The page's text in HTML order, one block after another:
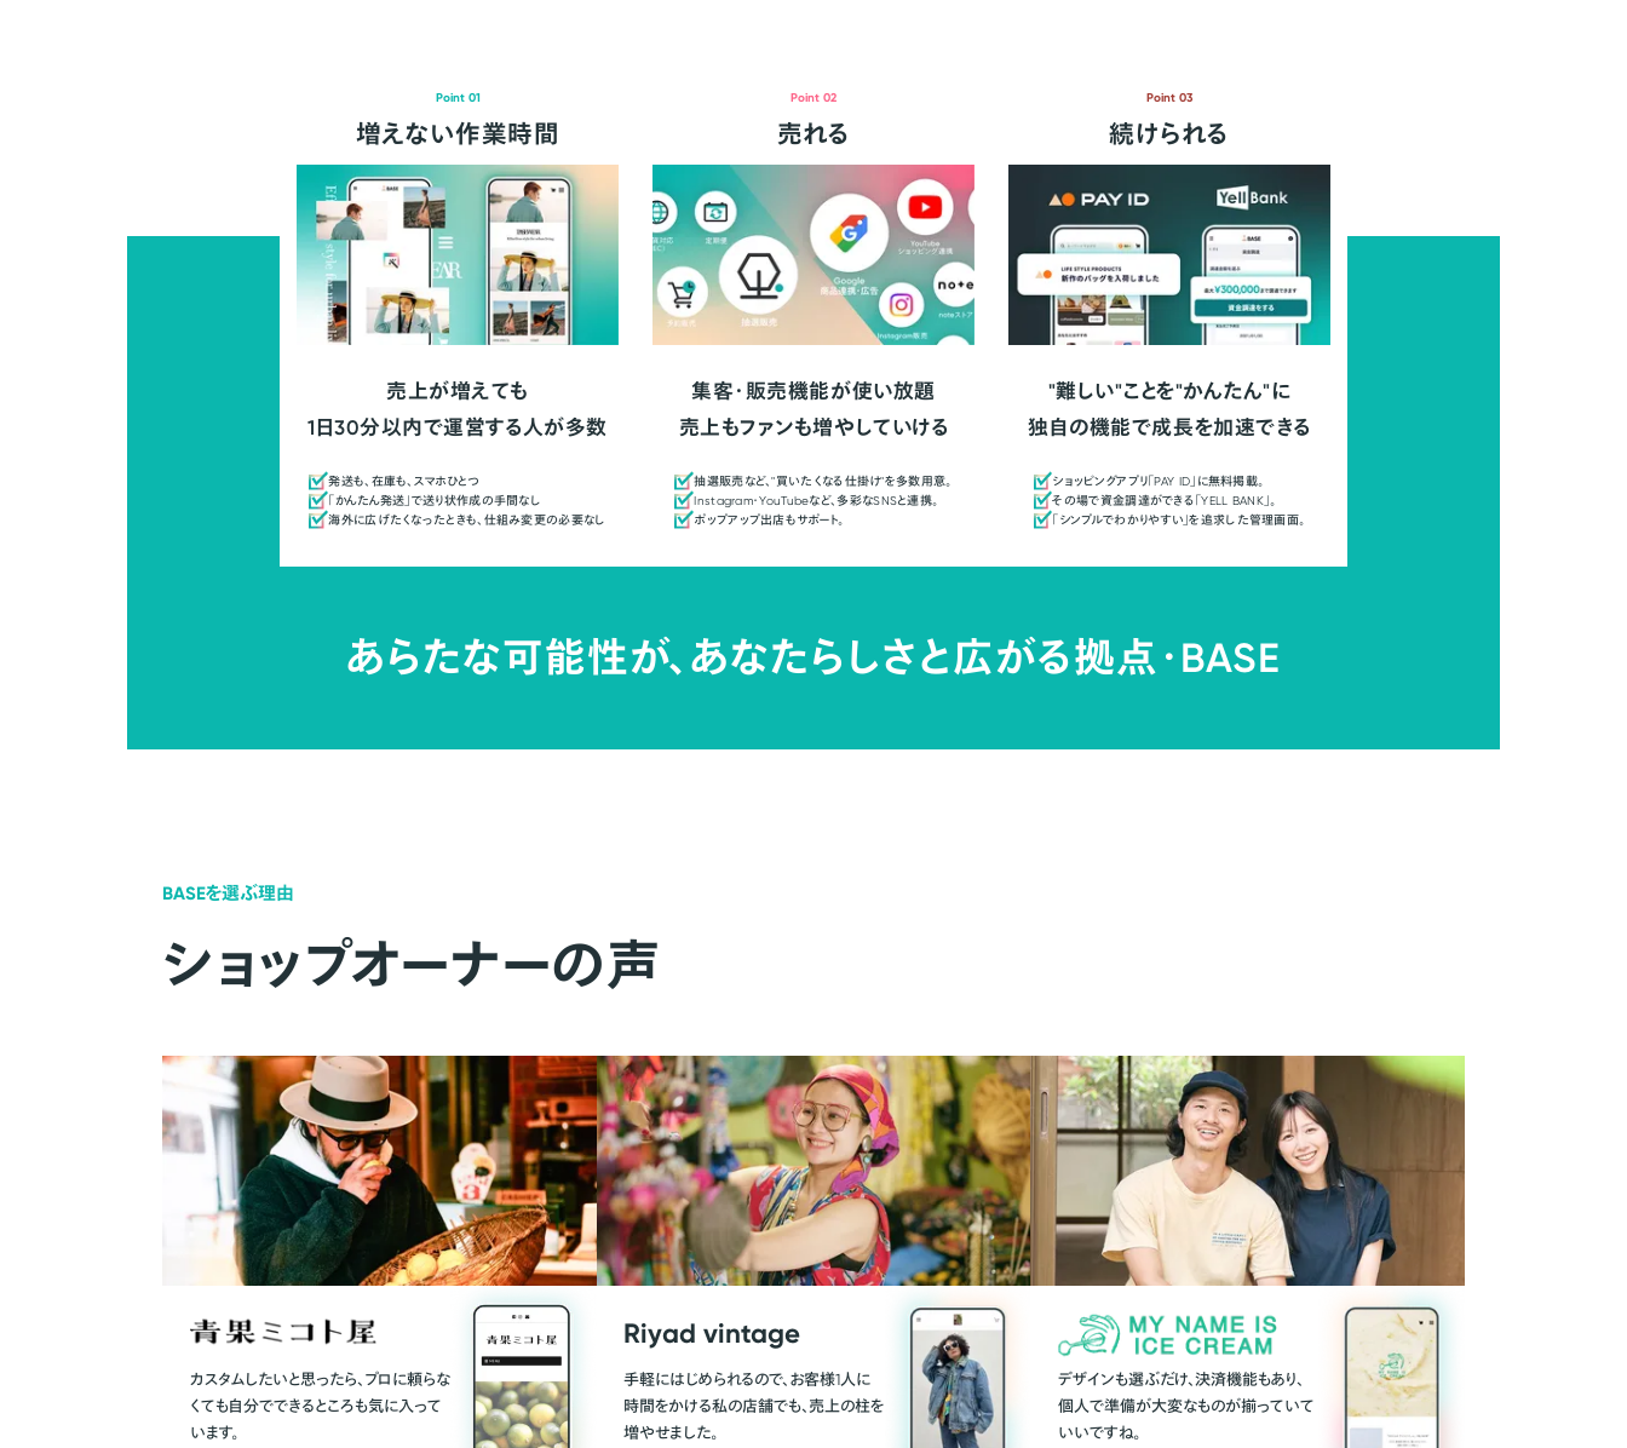
Point 01
増えない作業時間
売上が増えても
1日30分以内で運営する人が多数
発送も、在庫も、スマホひとつ
「かんたん発送」で送り状作成の手間なし
海外に広げたくなったときも、仕組み変更の必要なし
Point 02
売れる
集客・販売機能が使い放題
売上もファンも増やしていける
抽選販売など、"買いたくなる仕掛け"を多数用意。
Instagram・YouTubeなど、多彩なSNSと連携。
ポップアップ出店もサポート。
Point 03
続けられる
"難しい"ことを"かんたん"に
独自の機能で成長を加速できる
ショッピングアプリ「PAY ID」に無料掲載。
その場で資金調達ができる「YELL BANK」。
「シンプルでわかりやすい」を追求した管理画面。
あらたな可能性が、あなたらしさと広がる拠点・BASE
BASEを選ぶ理由
ショップオーナーの声
カスタムしたいと思ったら、プロに頼らな
くても自分でできるところも気に入って
います。
Riyad vintage
手軽にはじめられるので、お客様1人に
時間をかける私の店舗でも、売上の柱を
増やせました。
デザインも選ぶだけ、決済機能もあり、
個人で準備が大変なものが揃っていて
いいですね。